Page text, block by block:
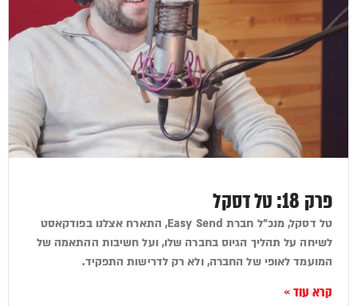
פרק 18: טל דסקל
טל דסקל, מנכ"ל חברת Easy Send, התארח אצלנו בפודקאסט
לשיחה על תהליך הגיוס בחברה שלו, ועל חשיבות ההתאמה של
המועמד לאופי של החברה, ולא רק לדרישות התפקיד.
קרא עוד »